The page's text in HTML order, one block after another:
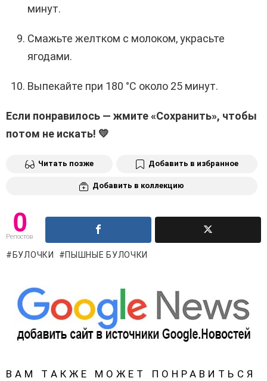
минут.
Смажьте желтком с молоком, украсьте
ягодами.
Выпекайте при 180 °C около 25 минут.
Если понравилось — жмите «Сохранить», чтобы
потом не искать! 💛
Читать позже Добавить в избранное
Добавить в коллекцию
0
Репостов
БУЛОЧКИ ПЫШНЫЕ БУЛОЧКИ
ВАМ ТАКЖЕ МОЖЕТ ПОНРАВИТЬСЯ